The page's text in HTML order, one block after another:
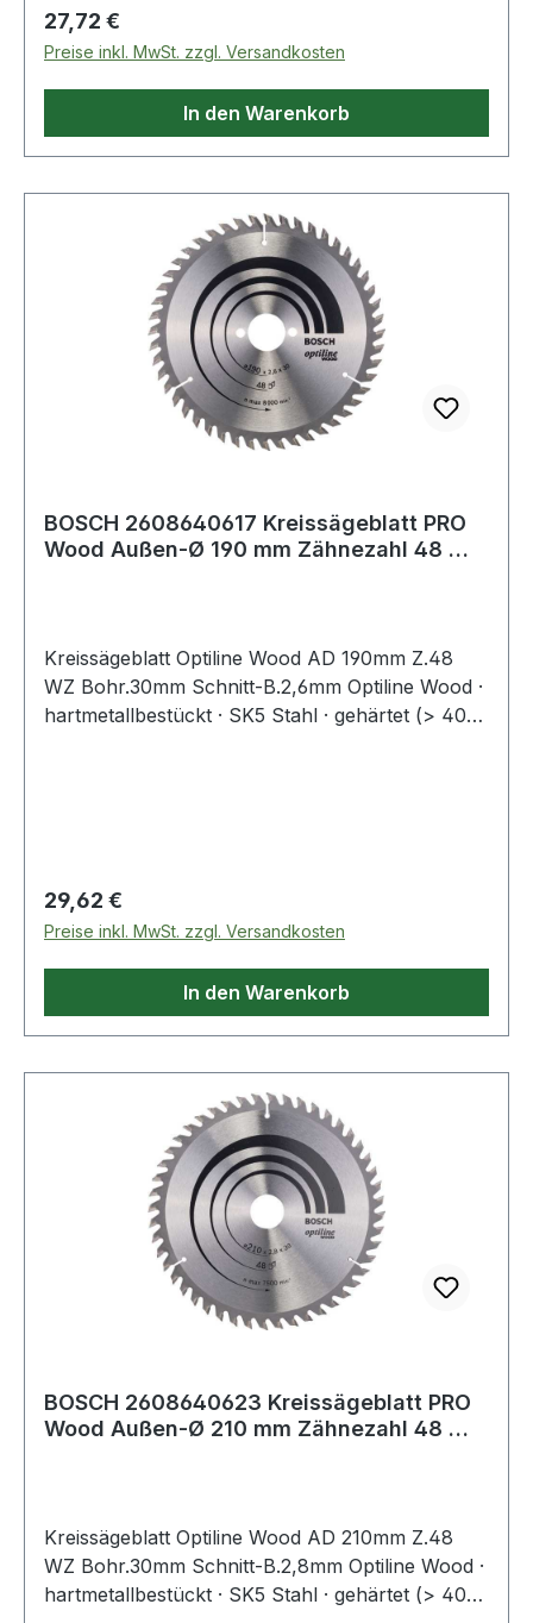
Regulärer Preis:
27,72 €
Preise inkl. MwSt. zzgl. Versandkosten
In den Warenkorb
BOSCH 2608640617 Kreissägeblatt PRO
Wood Außen-Ø 190 mm Zähnezahl 48 WZ
Kreissägeblatt Optiline Wood AD 190mm Z.48
WZ Bohr.30mm Schnitt-B.2,6mm Optiline Wood ·
hartmetallbestückt · SK5 Stahl · gehärtet (> 40
Regulärer Preis:
29,62 €
Preise inkl. MwSt. zzgl. Versandkosten
In den Warenkorb
BOSCH 2608640623 Kreissägeblatt PRO
Wood Außen-Ø 210 mm Zähnezahl 48 WZ
Kreissägeblatt Optiline Wood AD 210mm Z.48
WZ Bohr.30mm Schnitt-B.2,8mm Optiline Wood ·
hartmetallbestückt · SK5 Stahl · gehärtet (> 40